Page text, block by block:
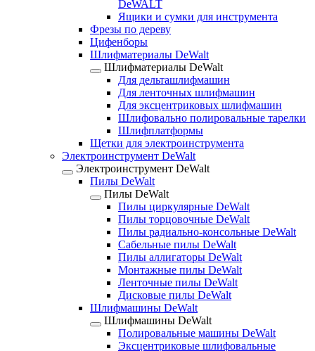
DeWALT
Ящики и сумки для инструмента
Фрезы по дереву
Цифенборы
Шлифматериалы DeWalt
Шлифматериалы DeWalt
Для дельташлифмашин
Для ленточных шлифмашин
Для эксцентриковых шлифмашин
Шлифовально полировальные тарелки
Шлифплатформы
Щетки для электроинструмента
Электроинструмент DeWalt
Электроинструмент DeWalt
Пилы DeWalt
Пилы DeWalt
Пилы циркулярные DeWalt
Пилы торцовочные DeWalt
Пилы радиально-консольные DeWalt
Сабельные пилы DeWalt
Пилы аллигаторы DeWalt
Монтажные пилы DeWalt
Ленточные пилы DeWalt
Дисковые пилы DeWalt
Шлифмашины DeWalt
Шлифмашины DeWalt
Полировальные машины DeWalt
Эксцентриковые шлифовальные